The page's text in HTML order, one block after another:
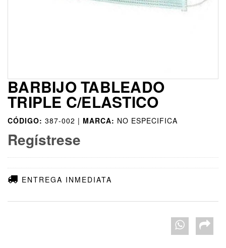
BARBIJO TABLEADO
TRIPLE C/ELASTICO
CÓDIGO: 387-002 | MARCA: NO ESPECIFICA
Regístrese
ENTREGA INMEDIATA